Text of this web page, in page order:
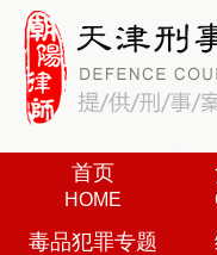
首页
HOME
毒品犯罪专题